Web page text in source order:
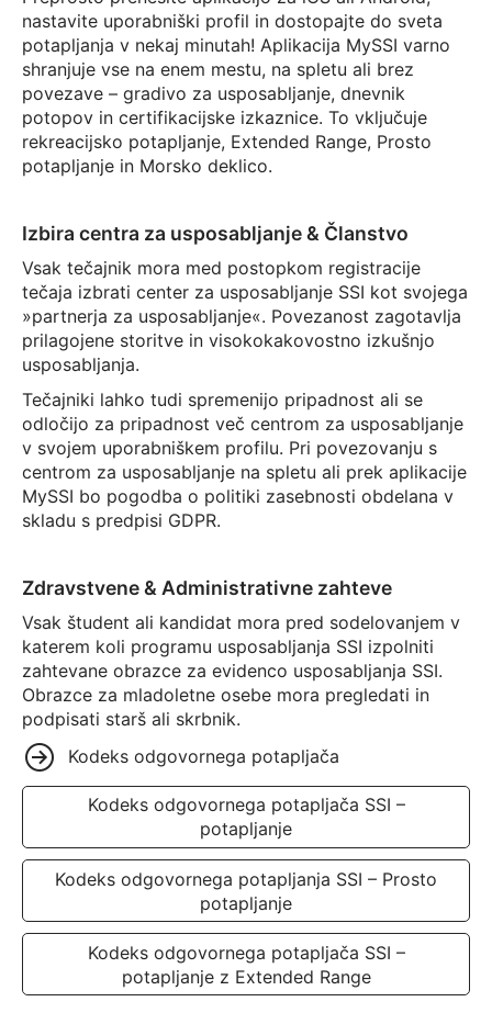
nastavite uporabniški profil in dostopajte do sveta
potapljanja v nekaj minutah! Aplikacija MySSI varno
shranjuje vse na enem mestu, na spletu ali brez
povezave – gradivo za usposabljanje, dnevnik
potopov in certifikacijske izkaznice. To vključuje
rekreacijsko potapljanje, Extended Range, Prosto
potapljanje in Morsko deklico.
Izbira centra za usposabljanje & Članstvo
Vsak tečajnik mora med postopkom registracije
tečaja izbrati center za usposabljanje SSI kot svojega
»partnerja za usposabljanje«. Povezanost zagotavlja
prilagojene storitve in visokokakovostno izkušnjo
usposabljanja.
Tečajniki lahko tudi spremenijo pripadnost ali se
odločijo za pripadnost več centrom za usposabljanje
v svojem uporabniškem profilu. Pri povezovanju s
centrom za usposabljanje na spletu ali prek aplikacije
MySSI bo pogodba o politiki zasebnosti obdelana v
skladu s predpisi GDPR.
Zdravstvene & Administrativne zahteve
Vsak študent ali kandidat mora pred sodelovanjem v
katerem koli programu usposabljanja SSI izpolniti
zahtevane obrazce za evidenco usposabljanja SSI.
Obrazce za mladoletne osebe mora pregledati in
podpisati starš ali skrbnik.
Kodeks odgovornega potapljača
Kodeks odgovornega potapljača SSI –
potapljanje
Kodeks odgovornega potapljanja SSI – Prosto
potapljanje
Kodeks odgovornega potapljača SSI –
potapljanje z Extended Range